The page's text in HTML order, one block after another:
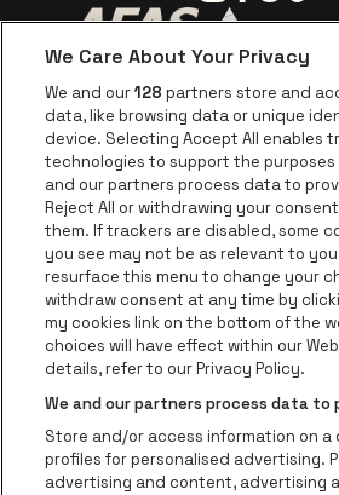
Ga naar de website
Ga naar de website
Ga
Ga naar de website
Ga naar
AFAS Dome is een deel
AFAS Dome
Schijnpoortweg 119, 2170
Be-At Venues
Schijnpoortweg 119, 2170
We Care About Your Privacy
We and our128 partners store and
data, like browsing data or unique
device. Selecting Accept All enables
technologies to support the purposes
and our partners process data to
Reject All or withdrawing your
them. If trackers are disabled, some
you see may not be as relevant to
resurface this menu to change your
withdraw consent at any time by
my cookies link on the bottom of the
choices will have effect within our
details, refer to our Privacy Policy.
We and our partners process data to
Store and/or access information on a
profiles for personalised advertising.
advertising and content, advertising